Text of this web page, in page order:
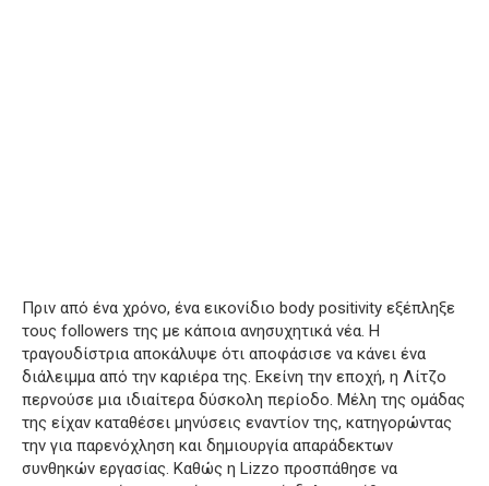
Πριν από ένα χρόνο, ένα εικονίδιο body positivity εξέπληξε
τους followers της με κάποια ανησυχητικά νέα. Η
τραγουδίστρια αποκάλυψε ότι αποφάσισε να κάνει ένα
διάλειμμα από την καριέρα της. Εκείνη την εποχή, η Λίτζο
περνούσε μια ιδιαίτερα δύσκολη περίοδο. Μέλη της ομάδας
της είχαν καταθέσει μηνύσεις εναντίον της, κατηγορώντας
την για παρενόχληση και δημιουργία απαράδεκτων
συνθηκών εργασίας. Καθώς η Lizzo προσπάθησε να